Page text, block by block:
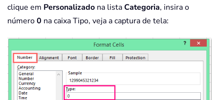
clique em Personalizado na listaCategoria, insira o
número0 na caixa Tipo, veja a captura de tela: